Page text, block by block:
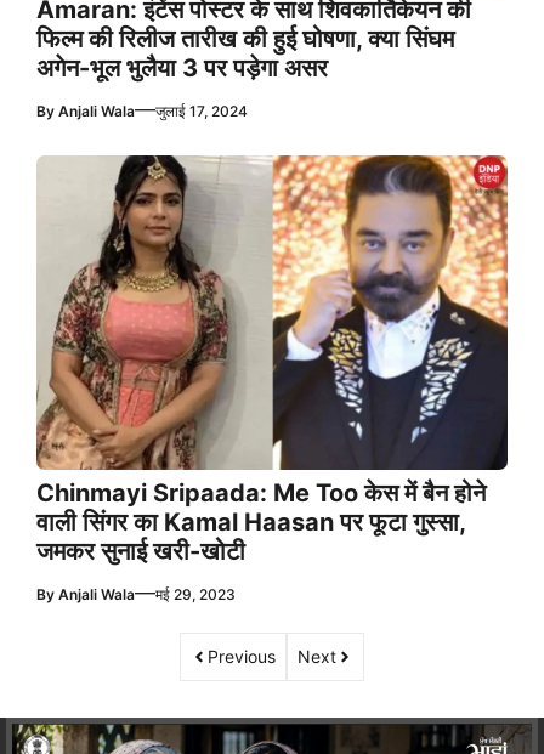
Amaran: इंटेंस पोस्टर के साथ शिवकार्तिकेयन की
फिल्म की रिलीज तारीख की हुई घोषणा, क्या सिंघम
अगेन-भूल भुलैया 3 पर पड़ेगा असर
By Anjali Wala—जुलाई 17, 2024
Chinmayi Sripaada: Me Too केस में बैन होने
वाली सिंगर का Kamal Haasan पर फूटा गुस्सा,
जमकर सुनाई खरी-खोटी
By Anjali Wala—मई 29, 2023
Previous Next